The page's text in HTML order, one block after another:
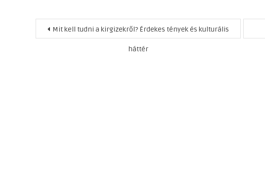
Bejegyzés
Mit kell tudni a kirgizekről? Érdekes tények és kulturális
háttér